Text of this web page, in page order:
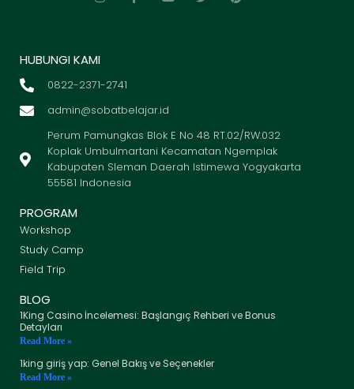
HUBUNGI KAMI
0822-2371-2741
admin@sobatbelajar.id
Perum Pamungkas Blok E No 48 RT.02/RW.032
Koplak Umbulmartani Kecamatan Ngemplak
Kabupaten Sleman Daerah Istimewa Yogyakarta
55581 Indonesia
PROGRAM
Workshop
Study Camp
Field Trip
BLOG
1King Casino İncelemesi: Başlangıç Rehberi ve Bonus
Detayları
Read More »
1king giriş yap: Genel Bakış ve Seçenekler
Read More »